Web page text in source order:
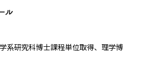
ル
系研究科博士課程単位取得、理学博